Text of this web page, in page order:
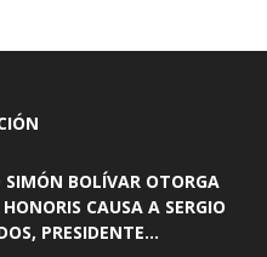
SIMÓN BOLÍVAR OTORGA
CAUSA A SERGIO
PRESIDENTE...